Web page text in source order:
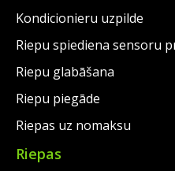
Kondicionieru uzpilde
Riepu spiediena sensoru
Riepu glabāšana
Riepu piegāde
Riepas uz nomaksu
Riepas